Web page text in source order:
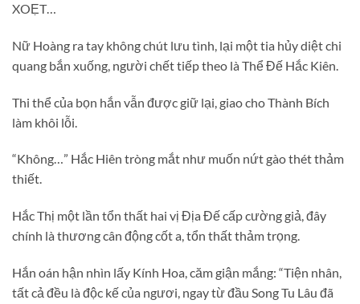
XOẸT…
Nữ Hoàng ra tay không chút lưu tình, lại một tia hủy diệt chi
quang bắn xuống, người chết tiếp theo là Thể Đế Hắc Kiên.
Thi thể của bọn hắn vẫn được giữ lại, giao cho Thành Bích
làm khôi lỗi.
“Không…” Hắc Hiên tròng mắt như muốn nứt gào thét thảm
thiết.
Hắc Thị một lần tổn thất hai vị Địa Đế cấp cường giả, đây
chính là thương cân động cốt a, tổn thất thảm trọng.
Hắn oán hận nhìn lấy Kính Hoa, căm giận mắng: “Tiện nhân,
tất cả đều là độc kế của ngươi, ngay từ đầu Song Tu Lâu đã